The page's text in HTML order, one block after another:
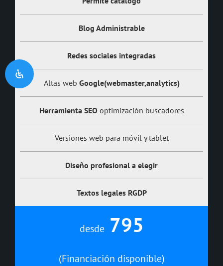
Blog Administrable
Redes sociales integradas
Altas web Google(webmaster,analytics)
Herramienta SEO optimización buscadores
Versiones web para móvil y tablet
Diseño profesional a elegir
Textos legales RGDP
desde795
(Financiación disponible)